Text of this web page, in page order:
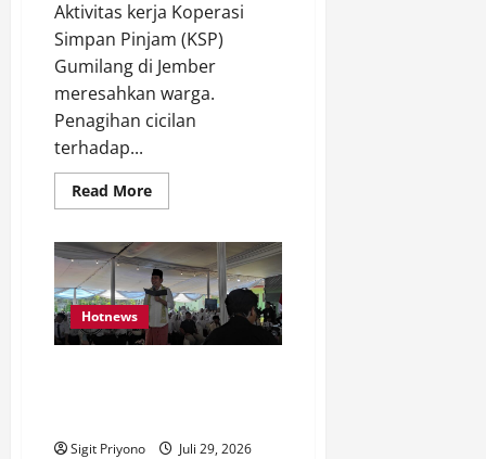
Aktivitas kerja Koperasi
Simpan Pinjam (KSP)
Gumilang di Jember
meresahkan warga.
Penagihan cicilan
terhadap...
Read MoreRead
more
KSP
Gumilang
di
Jember
Meresahkan
Warga
Hotnews
Sigit Priyono Juli 29, 2026